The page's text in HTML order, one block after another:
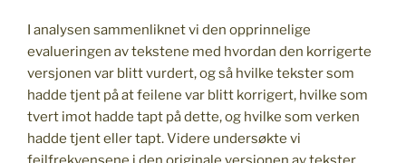
I analysen sammenliknet vi den opprinnelige
evalueringen av tekstene med hvordan den korrigerte
versjonen var blitt vurdert, og så hvilke tekster som
hadde tjent på at feilene var blitt korrigert, hvilke som
tvert imot hadde tapt på dette, og hvilke som verken
hadde tjent eller tapt. Videre undersøkte vi